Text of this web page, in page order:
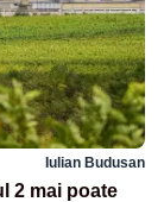
Iulian Budusan
2 mai poate